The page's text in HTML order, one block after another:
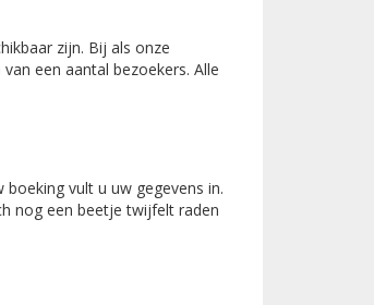
zijn. Bij als onze
een aantal bezoekers. Alle
vult u uw gegevens in.
nog een beetje twijfelt raden